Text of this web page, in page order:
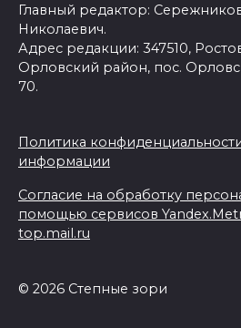
Главный редактор:
Николаевич.
Адрес редакции: 347510,
Орловский район, пос.
70.
Политика
информации
Согласие на обработку
помощью сервисов
top.mail.ru
© 2026 Степные зори